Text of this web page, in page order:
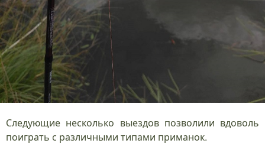
Следующие несколько выездов позволили вдоволь
поиграть с различными типами приманок.